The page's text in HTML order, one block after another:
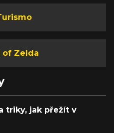
of Zelda
triky, jak přežít v